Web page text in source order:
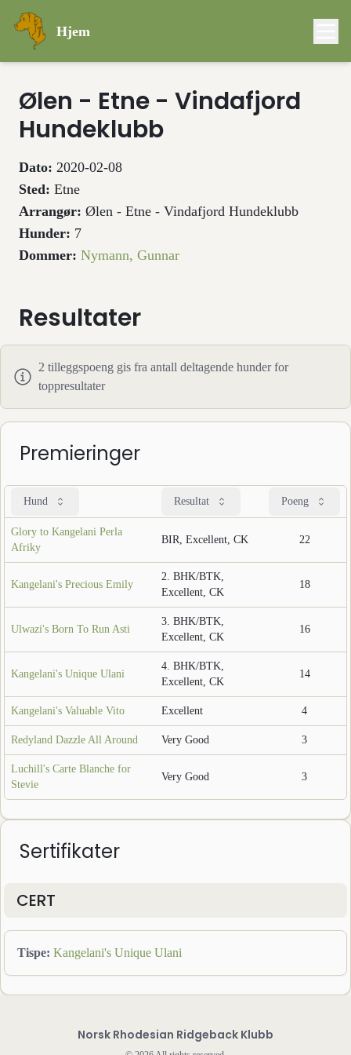
Hjem
Ølen - Etne - Vindafjord
Hundeklubb
Dato: 2020-02-08
Sted: Etne
Arrangør: Ølen - Etne - Vindafjord Hundeklubb
Hunder: 7
Dommer: Nymann, Gunnar
Resultater
2 tilleggspoeng gis fra antall deltagende hunder for
toppresultater
Premieringer
Hund Resultat Poeng
Glory to Kangelani Perla
Afriky
BIR, Excellent, CK 22
Kangelani's Precious Emily
2. BHK/BTK,
Excellent, CK
18
Ulwazi's Born To Run Asti
3. BHK/BTK,
Excellent, CK
16
Kangelani's Unique Ulani
4. BHK/BTK,
Excellent, CK
14
Kangelani's Valuable Vito Excellent 4
Redyland Dazzle All Around Very Good 3
Luchill's Carte Blanche for
Stevie
Very Good 3
Sertifikater
CERT
Tispe: Kangelani's Unique Ulani
Norsk Rhodesian Ridgeback Klubb